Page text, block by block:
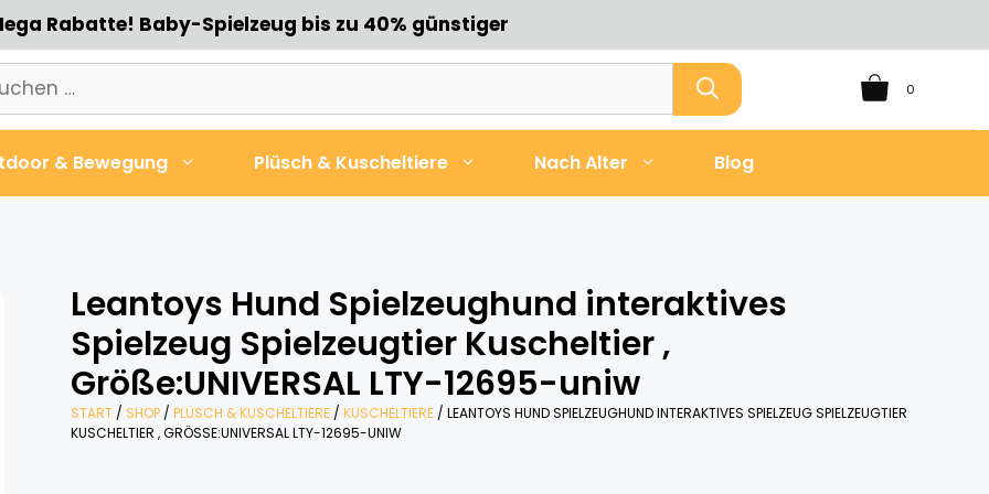
Rabatte! Baby-Spielzeug bis zu 40% günstiger
0
& Bewegung Plüsch & Kuscheltiere Nach Alter Blog
Leantoys Hund Spielzeughund interaktives
Spielzeug Spielzeugtier Kuscheltier ,
Größe:UNIVERSAL LTY-12695-uniw
START / SHOP / PLÜSCH & KUSCHELTIERE / KUSCHELTIERE / LEANTOYS HUND SPIELZEUGHUND INTERAKTIVES SPIELZEUG SPIELZEUGTIER
KUSCHELTIER , GRÖSSE:UNIVERSAL LTY-12695-UNIW